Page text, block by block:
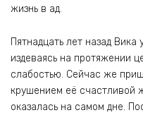
жизнь в ад.
Пятнадцать лет назад
издеваясь на протяжении
слабостью. Сейчас же
крушением её счастливой
оказалась на самом дне.